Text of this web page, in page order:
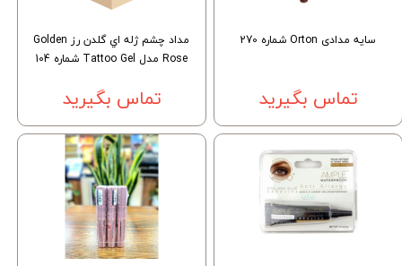
سایه مدادی Orton شماره 270
تماس بگیرید
مداد چشم ژله اي گلدن رز Golden
Rose مدل Tattoo Gel شماره 104
تماس بگیرید